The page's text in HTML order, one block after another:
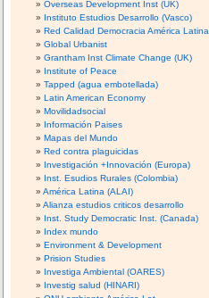
Overseas Development Inst (UK)
Instituto Estudios Desarrollo (Vasco)
Red Calidad Democracia América Latina
Global Urbanist
Grantham Inst Climate Change (UK)
Institute of Peace
Tapped (agua embotellada)
Latin American Economy
Movilidadsocial
Información Paises
Mapas del Mundo
Red contra plaguicidas
Investigación +Innovación (Europa)
Inst. Esudios Rurales (Colombia)
América Latina (ALAI)
Alianza estudios criticos desarrollo
Inst. Study Democratic Inst. (Canada)
Index mundo
Environment & Development
Prision Studies
Investiga Ambiental (OARES)
Investig salud (HINARI)